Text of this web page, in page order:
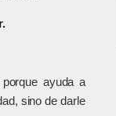
ayuda a
sino de darle